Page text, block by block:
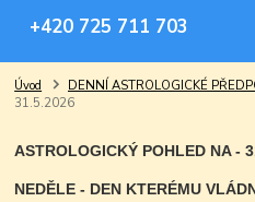
+420 725 711 703
Úvod DENNÍ ASTROLOGICKÉ
31.5.2026
ASTROLOGICKÝ POHLED NA -
NEDĚLE - DEN KTERÉMU